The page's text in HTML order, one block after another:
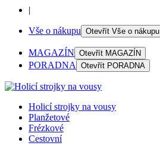
|
Vše o nákupu Otevřít Vše o nákupu
MAGAZÍN Otevřít MAGAZÍN
PORADNA Otevřít PORADNA
Holicí strojky na vousy
Planžetové
Frézkové
Cestovní